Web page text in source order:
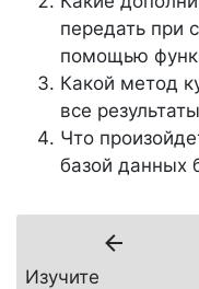
передать при
помощью
Какой метод
все
Что
базой данных
Изучите